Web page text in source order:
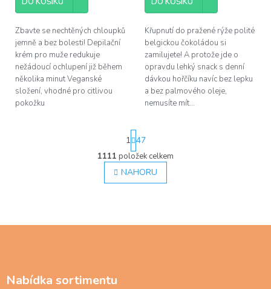
Zbavte se nechtěných chloupků
jemně a bez bolesti! Depilační
krém pro muže redukuje
nežádoucí ochlupení již během
několika minut Veganské
složení, vhodné pro citlivou
pokožku
5
Křupnutí do pražené rýže polité
belgickou čokoládou si
zamilujete! A protože jde o
opravdu lehký snack s denní
dávkou hořčíku navíc bez lepku
a bez palmového oleje,
nemusíte mít...
O
v
l
S
t
r
á
n
k
n
1 47
1111 položek celkem
NAHORU
Nabídka sortimentu